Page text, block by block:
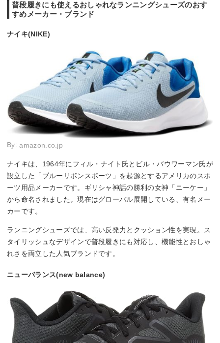
普段履きにも使えるおしゃれなランニングシューズのおす
すめメーカー・ブランド
ナイキ(NIKE)
By:amazon.co.jp
ナイキは、1964年にフィル・ナイト氏とビル・バウワーマン氏が
設立した「ブルーリボンスポーツ」を起源とするアメリカのスポ
ーツ用品メーカーです。ギリシャ神話の勝利の女神「ニーケー」
から命名されました。現在はグローバル展開している、有名メー
カーです。
ランニングシューズでは、高い反発力とクッション性を実現。ス
タイリッシュなデザインで普段履きにも対応し、機能性とおしゃ
れさを両立した人気ブランドです。
ニューバランス(new balance)